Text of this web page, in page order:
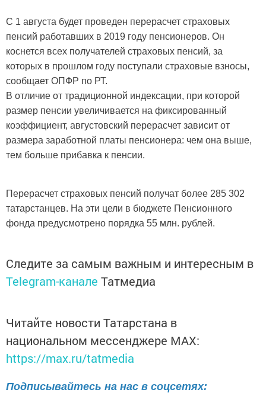
С 1 августа будет проведен перерасчет страховых
пенсий работавших в 2019 году пенсионеров. Он
коснется всех получателей страховых пенсий, за
которых в прошлом году поступали страховые взносы,
сообщает ОПФР по РТ.
В отличие от традиционной индексации, при которой
размер пенсии увеличивается на фиксированный
коэффициент, августовский перерасчет зависит от
размера заработной платы пенсионера: чем она выше,
тем больше прибавка к пенсии.
Перерасчет страховых пенсий получат более 285 302
татарстанцев. На эти цели в бюджете Пенсионного
фонда предусмотрено порядка 55 млн. рублей.
Следите за самым важным и интересным в
Telegram-канале Татмедиа
Читайте новости Татарстана в
национальном мессенджере MАХ:
https://max.ru/tatmedia
Подписывайтесь на нас в соцсетях: